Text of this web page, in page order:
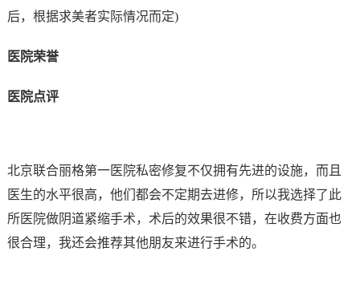
后，根据求美者实际情况而定)
医院荣誉
医院点评
北京联合丽格第一医院私密修复不仅拥有先进的设施，而且
医生的水平很高，他们都会不定期去进修，所以我选择了此
所医院做阴道紧缩手术，术后的效果很不错，在收费方面也
很合理，我还会推荐其他朋友来进行手术的。